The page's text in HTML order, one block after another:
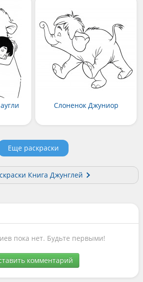
Слоненок Джуниор
Еще раскраски
Книга Джунглей
пока нет. Будьте первыми!
комментарий